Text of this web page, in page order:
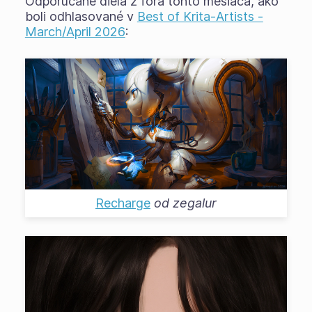
boli odhlasované v Best of Krita-Artists -
March/April 2026:
Recharge od zegalur